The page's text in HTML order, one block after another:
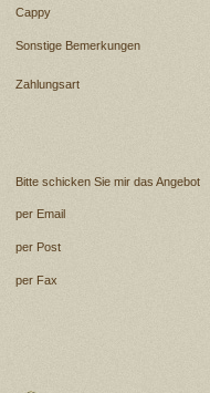
Cappy
Sonstige Bemerkungen
Zahlungsart
Bitte schicken Sie mir das Angebot
per Email
per Post
per Fax